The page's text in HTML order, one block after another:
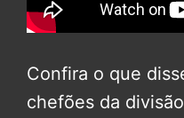
Confira o que
chefões da